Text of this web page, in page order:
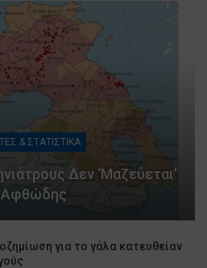
& ΣΤΑΤΙΣΤΙΚΑ
Δεν ‘μαζεύεται’
για το γάλα κατευθείαν